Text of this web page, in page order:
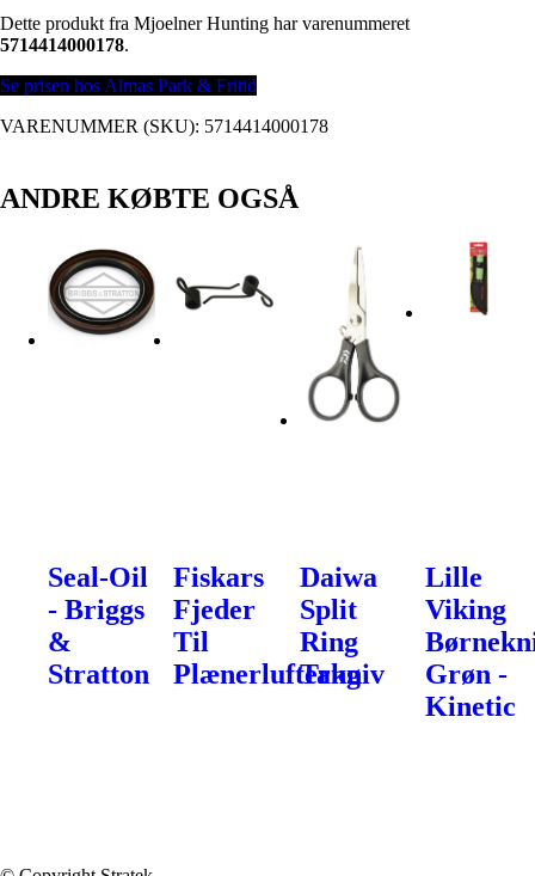
Dette produkt fra Mjoelner Hunting har varenummeret
5714414000178.
Se prisen hos Almas Park & Fritid
VARENUMMER (SKU): 5714414000178
ANDRE KØBTE OGSÅ
Seal-Oil
- Briggs
&
Stratton
Fiskars
Fjeder
Til
Plænerlufterkniv
Daiwa
Split
Ring
Tang
Lille
Viking
Grøn -
Kinetic